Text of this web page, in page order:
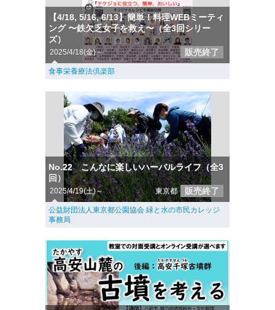
【4/18, 5/16, 6/13】簡単！料理WEBミーティ
ング 〜鉄欠乏女子を救え〜（全3回シリー
ズ）
2025/4/18(金)～ 販売終了
食事栄養療法倶楽部
No.22 こんなに楽しいハーバルライフ（全3
回）
2025/4/19(土)～ 東京都 販売終了
公益財団法人東京都公園協会 緑と水の市民カレッジ
事務局